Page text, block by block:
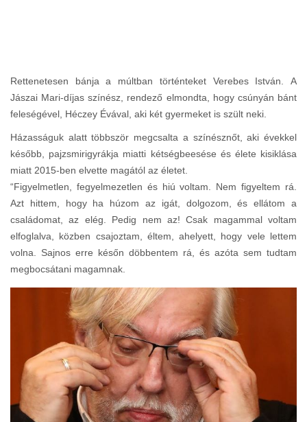
Rettenetesen bánja a múltban történteket Verebes István. A
Jászai Mari-díjas színész, rendező elmondta, hogy csúnyán bánt
feleségével, Héczey Évával, aki két gyermeket is szült neki.
Házasságuk alatt többször megcsalta a színésznőt, aki évekkel
később, pajzsmirigyrákja miatti kétségbeesése és élete kisiklása
miatt 2015-ben elvette magától az életet.
“Figyelmetlen, fegyelmezetlen és hiú voltam. Nem figyeltem rá.
Azt hittem, hogy ha húzom az igát, dolgozom, és ellátom a
családomat, az elég. Pedig nem az! Csak magammal voltam
elfoglalva, közben csajoztam, éltem, ahelyett, hogy vele lettem
volna. Sajnos erre későn döbbentem rá, és azóta sem tudtam
megbocsátani magamnak.